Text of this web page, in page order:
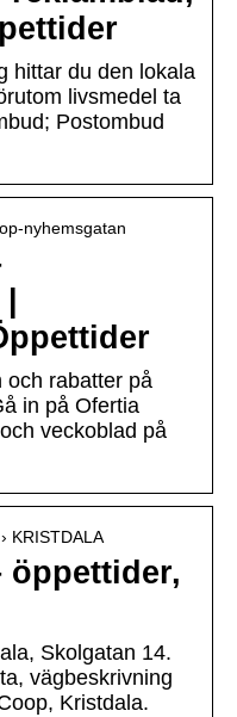
hittar du den lokala
livsmedel ta
Postombud
nyhemsgatan
och rabatter på
in på Ofertia
veckoblad på
KRISTDALA
öppettider,
Skolgatan 14.
vägbeskrivning
Kristdala.